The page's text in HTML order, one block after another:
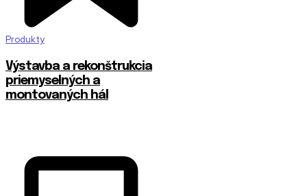
Produkty
Výstavba a rekonštrukcia
priemyselných a
montovaných hál